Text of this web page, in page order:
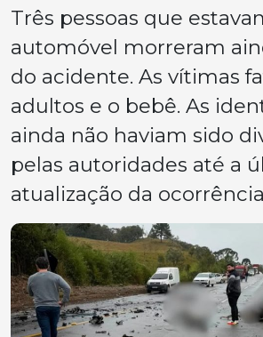
Três pessoas que
automóvel morreram
do acidente. As vítimas
adultos e o bebê. As
ainda não haviam sido
pelas autoridades até a
atualização da